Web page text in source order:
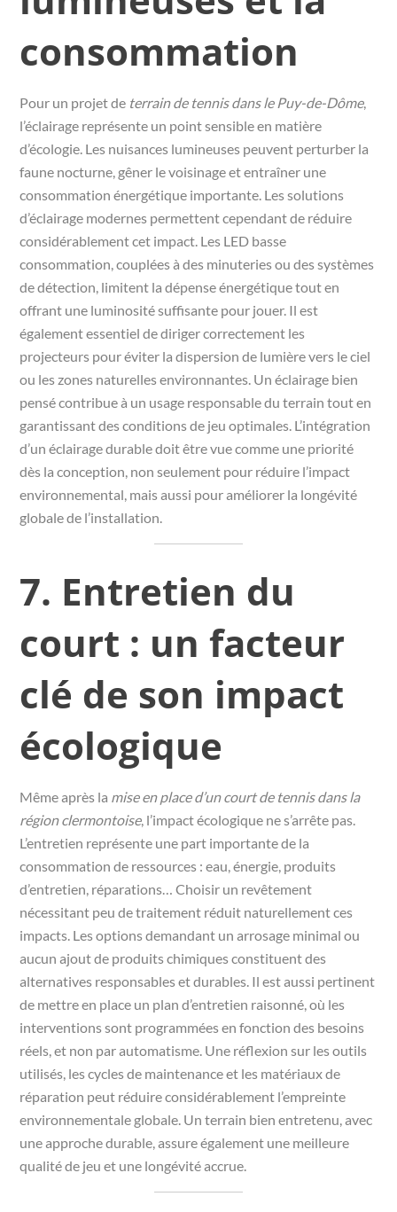
consommation
Pour un projet de terrain de tennis dans le Puy-de-Dôme,
l’éclairage représente un point sensible en matière
d’écologie. Les nuisances lumineuses peuvent perturber la
faune nocturne, gêner le voisinage et entraîner une
consommation énergétique importante. Les solutions
d’éclairage modernes permettent cependant de réduire
considérablement cet impact. Les LED basse
consommation, couplées à des minuteries ou des systèmes
de détection, limitent la dépense énergétique tout en
offrant une luminosité suffisante pour jouer. Il est
également essentiel de diriger correctement les
projecteurs pour éviter la dispersion de lumière vers le ciel
ou les zones naturelles environnantes. Un éclairage bien
pensé contribue à un usage responsable du terrain tout en
garantissant des conditions de jeu optimales. L’intégration
d’un éclairage durable doit être vue comme une priorité
dès la conception, non seulement pour réduire l’impact
environnemental, mais aussi pour améliorer la longévité
globale de l’installation.
7. Entretien du
court : un facteur
clé de son impact
écologique
Même après la mise en place d’un court de tennis dans la
région clermontoise, l’impact écologique ne s’arrête pas.
L’entretien représente une part importante de la
consommation de ressources : eau, énergie, produits
d’entretien, réparations… Choisir un revêtement
nécessitant peu de traitement réduit naturellement ces
impacts. Les options demandant un arrosage minimal ou
aucun ajout de produits chimiques constituent des
alternatives responsables et durables. Il est aussi pertinent
de mettre en place un plan d’entretien raisonné, où les
interventions sont programmées en fonction des besoins
réels, et non par automatisme. Une réflexion sur les outils
utilisés, les cycles de maintenance et les matériaux de
réparation peut réduire considérablement l’empreinte
environnementale globale. Un terrain bien entretenu, avec
une approche durable, assure également une meilleure
qualité de jeu et une longévité accrue.